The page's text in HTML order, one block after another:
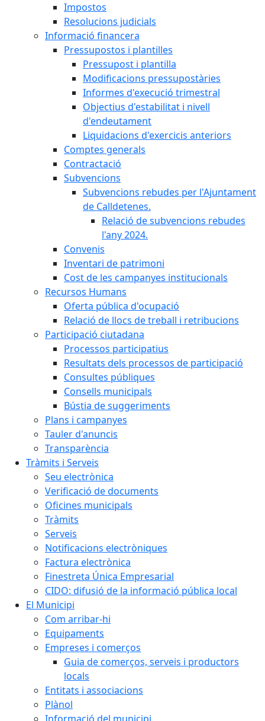
Impostos
Resolucions judicials
Informació financera
Pressupostos i plantilles
Pressupost i plantilla
Modificacions pressupostàries
Informes d'execució trimestral
Objectius d'estabilitat i nivell
d'endeutament
Liquidacions d'exercicis anteriors
Comptes generals
Contractació
Subvencions
Subvencions rebudes per l'Ajuntament
de Calldetenes.
Relació de subvencions rebudes
l'any 2024.
Convenis
Inventari de patrimoni
Cost de les campanyes institucionals
Recursos Humans
Oferta pública d'ocupació
Relació de llocs de treball i retribucions
Participació ciutadana
Processos participatius
Resultats dels processos de participació
Consultes públiques
Consells municipals
Bústia de suggeriments
Plans i campanyes
Tauler d'anuncis
Transparència
Tràmits i Serveis
Seu electrònica
Verificació de documents
Oficines municipals
Tràmits
Serveis
Notificacions electròniques
Factura electrònica
Finestreta Única Empresarial
CIDO: difusió de la informació pública local
El Municipi
Com arribar-hi
Equipaments
Empreses i comerços
Guia de comerços, serveis i productors
locals
Entitats i associacions
Plànol